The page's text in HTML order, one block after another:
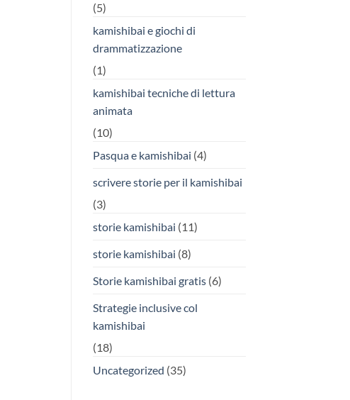
(5)
kamishibai e giochi di
drammatizzazione
(1)
kamishibai tecniche di lettura
animata
(10)
Pasqua e kamishibai (4)
scrivere storie per il kamishibai
(3)
storie kamishibai (11)
storie kamishibai (8)
Storie kamishibai gratis(6)
Strategie inclusive col
kamishibai
(18)
Uncategorized (35)